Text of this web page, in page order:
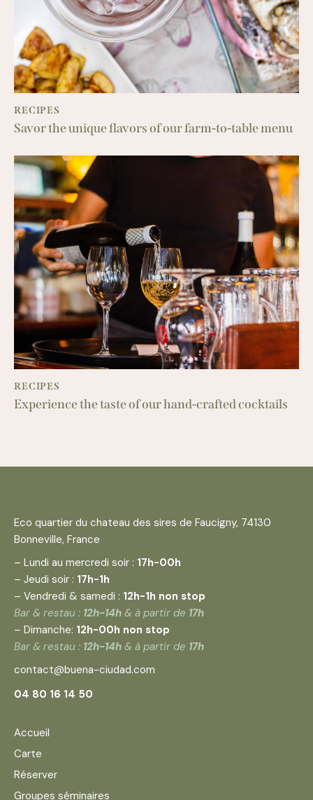
RECIPES
Savor the unique flavors of our farm-to-table menu
RECIPES
Experience the taste of our hand-crafted cocktails
Eco quartier du chateau des sires de Faucigny, 74130
Bonneville, France
– Lundi au mercredi soir : 17h-00h
– Jeudi soir : 17h-1h
– Vendredi & samedi : 12h-1h non stop
Bar & restau : 12h-14h & à partir de 17h
– Dimanche: 12h-00h non stop
Bar & restau : 12h-14h & à partir de 17h
contact@buena-ciudad.com
04 80 16 14 50
Accueil
Carte
Réserver
Groupes séminaires